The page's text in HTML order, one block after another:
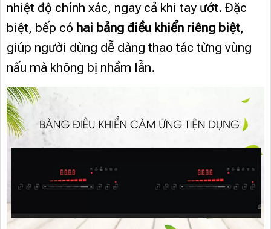
nhiệt độ chính xác, ngay cả khi tay ướt. Đặc
biệt, bếp có hai bảng điều khiển riêng biệt,
giúp người dùng dễ dàng thao tác từng vùng
nấu mà không bị nhầm lẫn.